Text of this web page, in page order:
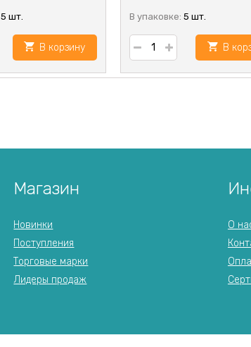
5 шт.
В корзину
В упаковке: 5 шт.
В
Магазин
Новинки
Поступления
Торговые марки
Лидеры продаж
О